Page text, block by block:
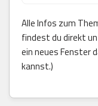
Alle Infos zum
findest du direkt
ein neues Fenster
kannst.)